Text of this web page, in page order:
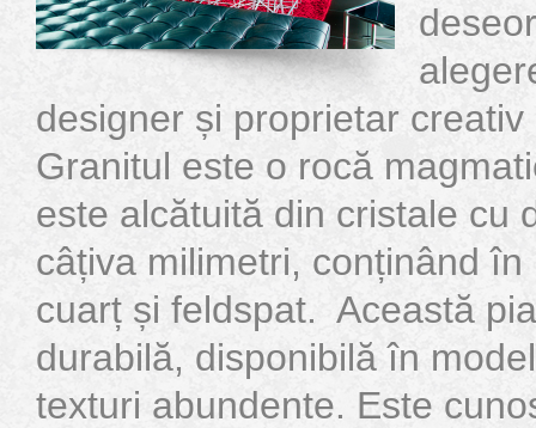
designer și proprietar
Granitul este o rocă
este alcătuită din cristale cu
câțiva milimetri, conținând în
cuarț și feldspat. Această
durabilă, disponibilă în
texturi abundente. Este